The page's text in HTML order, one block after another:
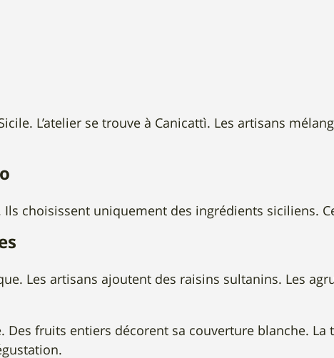
L’atelier se trouve à Canicattì. Les artisans
choisissent uniquement des ingrédients siciliens.
Les artisans ajoutent des raisins sultanins. Les
Des fruits entiers décorent sa couverture blanche.